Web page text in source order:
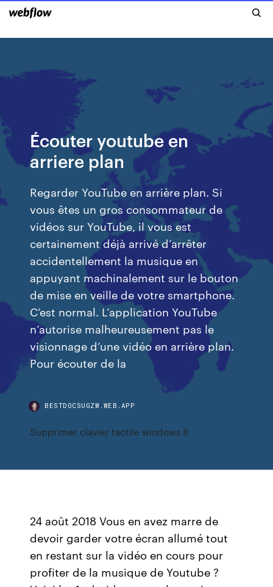
Écouter youtube en
arriere plan
Regarder YouTube en arrière plan. Si
vous êtes un gros consommateur de
vidéos sur YouTube, il vous est
certainement déjà arrivé d’arrêter
accidentellement la musique en
appuyant machinalement sur le bouton
de mise en veille de votre smartphone.
C’est normal. L’application YouTube
n’autorise malheureusement pas le
visionnage d’une vidéo en arrière plan.
Pour écouter de la
BESTDOCSUGZW.WEB.APP
Supprimer clavier tactile windows 8
24 août 2018 Vous en avez marre de
devoir garder votre écran allumé tout
en restant sur la vidéo en cours pour
profiter de la musique de Youtube ?